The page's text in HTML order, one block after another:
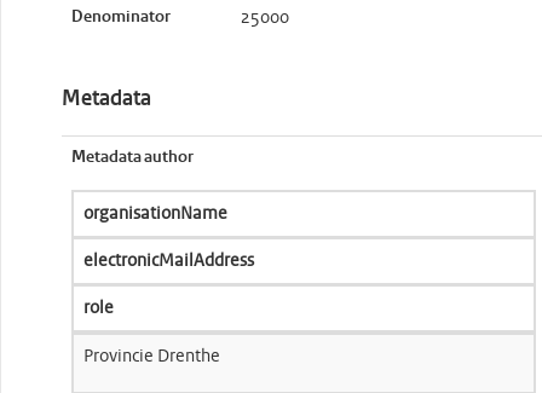
Denominator 25000
Metadata
Metadata author
organisationName
electronicMailAddress
role
Provincie Drenthe